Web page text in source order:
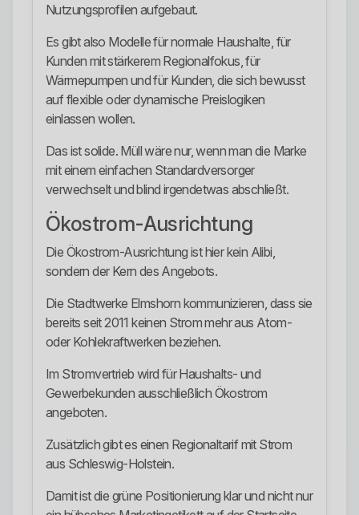
Nutzungsprofilen aufgebaut.
Es gibt also Modelle für normale Haushalte, für
Kunden mit stärkerem Regionalfokus, für
Wärmepumpen und für Kunden, die sich bewusst
auf flexible oder dynamische Preislogiken
einlassen wollen.
Das ist solide. Müll wäre nur, wenn man die Marke
mit einem einfachen Standardversorger
verwechselt und blind irgendetwas abschließt.
Ökostrom-Ausrichtung
Die Ökostrom-Ausrichtung ist hier kein Alibi,
sondern der Kern des Angebots.
Die Stadtwerke Elmshorn kommunizieren, dass sie
bereits seit 2011 keinen Strom mehr aus Atom-
oder Kohlekraftwerken beziehen.
Im Stromvertrieb wird für Haushalts- und
Gewerbekunden ausschließlich Ökostrom
angeboten.
Zusätzlich gibt es einen Regionaltarif mit Strom
aus Schleswig-Holstein.
Damit ist die grüne Positionierung klar und nicht nur